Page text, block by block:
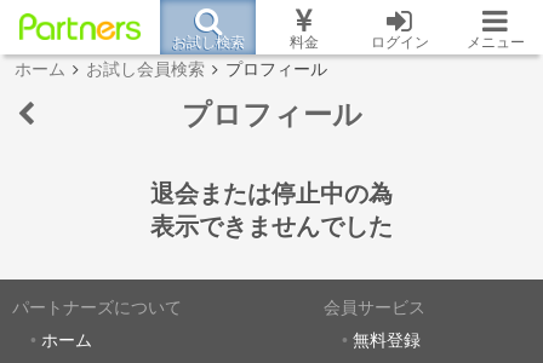
お試し検索 料金 ログイン メニュー
ホーム お試し会員検索 プロフィール
プロフィール
退会または停止中の為
表示できませんでした
パートナーズについて
ホーム
会員サービス
無料登録